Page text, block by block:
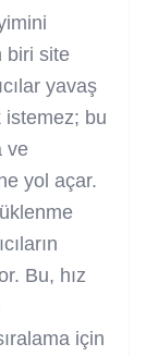
biri site
yavaş
bu
ve
yol açar.
Bu, hız
için